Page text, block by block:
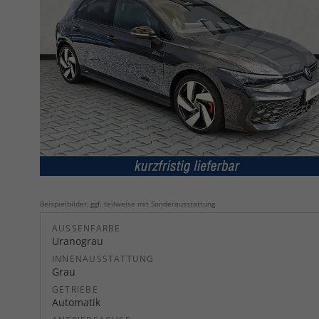
Beispielbilder, ggf. teilweise mit Sonderausstattung
AUSSENFARBE
Uranograu
INNENAUSSTATTUNG
Grau
GETRIEBE
Automatik